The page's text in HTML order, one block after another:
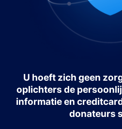
U hoeft zich geen
oplichters de
informatie en
donateurs